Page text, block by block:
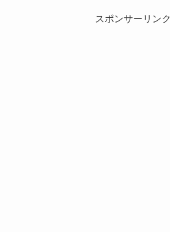
スポンサーリンク